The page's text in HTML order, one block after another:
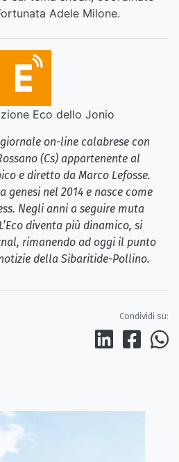
Adele Milone.
Eco dello Jonio
on-line calabrese con
(Cs) appartenente al
e diretto da Marco Lefosse.
genesi nel 2014 e nasce come
Negli anni a seguire muta
diventa più dinamico, si
rimanendo ad oggi il punto
della Sibaritide-Pollino.
Condividi su: